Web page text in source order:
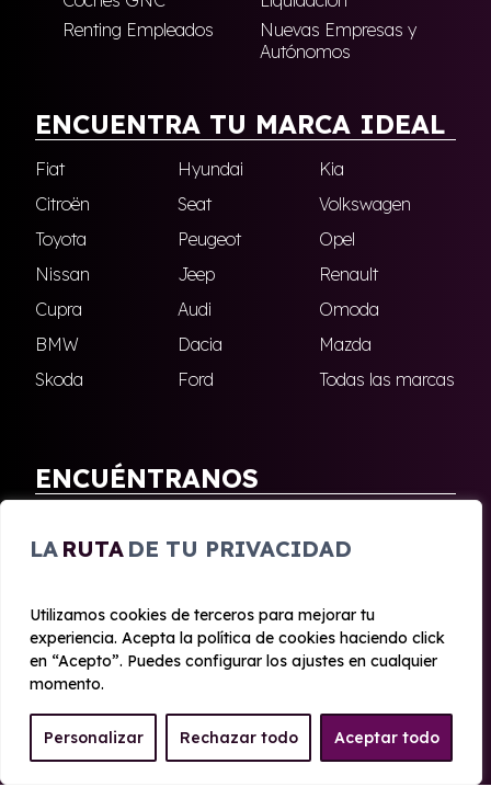
LA RUTA DE TU PRIVACIDAD
Utilizamos cookies de terceros para mejorar tu
experiencia. Acepta la política de cookies haciendo click
en “Acepto”. Puedes configurar los ajustes en cualquier
momento.
Personalizar Rechazar todo Aceptar todo
Renting Empleados
Nuevas Empresas y
Autónomos
ENCUENTRA TU MARCA IDEAL
Fiat Hyundai
Kia
Citroën
Seat
Volkswagen
Toyota
Peugeot
Opel
Nissan
Jeep
Renault
Cupra
Audi
Omoda
BMW
Dacia
Mazda
Skoda
Ford Todas las marcas
ENCUÉNTRANOS
Marbella
Nerja
© 2020 - 2026 Malagueta Renting
Aviso legal y Privacidad